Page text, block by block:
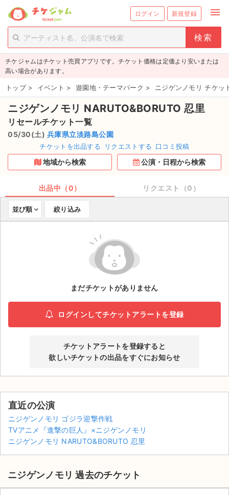
ログイン 新規登録 menu
person_add 新規会員登録
チケットを探す
新着チケット
値下げしたチケット
都道府県からチケットを探す
もうすぐ開催のチケット
取扱チケット
ライブ・コンサート（海外）
演劇・ミュージカル
AIに質問する
よくある質問
チケジャムはチケット売買アプリです。チケット価格は定価より安いまたは
高い場合があります。
トップ > イベント > 遊園地・テーマパーク > ニジゲンノモリ チケッ
ニジゲンノモリ NARUTO&BORUTO 忍里
リセールチケット一覧
05/30(土) 兵庫県立淡路島公園
チケットを出品する リクエストする 口コミ投稿
地域から検索 公演・日程から検索
出品中（0） リクエスト（0）
並び順 絞り込み
まだチケットがありません
ログインしてチケットアラートを登録
チケットアラートを登録すると
欲しいチケットの出品をすぐにお知らせ
直近の公演
ニジゲンノモリ ゴジラ迎撃作戦
TVアニメ『進撃の巨人』×ニジゲンノモリ
ニジゲンノモリ NARUTO&BORUTO 忍里
ニジゲンノモリ 過去のチケット